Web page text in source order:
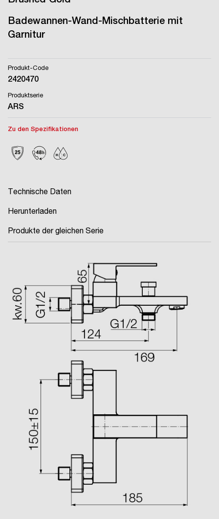
Badewannen-Wand-Mischbatterie mit
Garnitur
Produkt-Code
2420470
Produktserie
ARS
Zu den Spezifikationen
Technische Daten
Herunterladen
Produkte der gleichen Serie